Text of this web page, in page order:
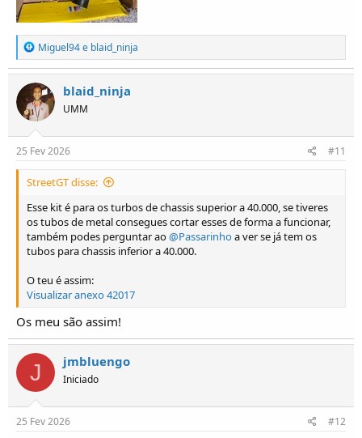
R
e
a
ç
õ
e
s
:
Miguel94e blaid_ninja
blaid_ninja
UMM
25 Fev 2026 #11
StreetGT disse:
Esse kit é para os turbos de chassis superior a 40.000, se tiveres
os tubos de metal consegues cortar esses de forma a funcionar,
também podes perguntar ao@Passarinhoa ver se já tem os
tubos para chassis inferior a 40.000.
O teu é assim:
Visualizar anexo 42017
Os meu são assim!
J jmbluengo
Iniciado
25 Fev 2026 #12